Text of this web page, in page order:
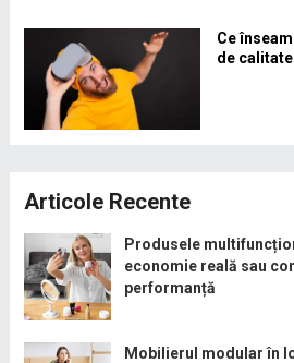
Ce
de calitate
Articole Recente
Produsele
economie reală sau
performanță
Mobilierul modular în